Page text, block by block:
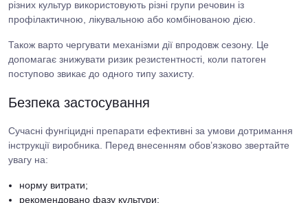
різних культур використовують різні групи речовин із
профілактичною, лікувальною або комбінованою дією.
Також варто чергувати механізми дії впродовж сезону. Це
допомагає знижувати ризик резистентності, коли патоген
поступово звикає до одного типу захисту.
Безпека застосування
Сучасні фунгіцидні препарати ефективні за умови дотримання
інструкції виробника. Перед внесенням обов’язково звертайте
увагу на:
норму витрати;
рекомендовано фазу культури;